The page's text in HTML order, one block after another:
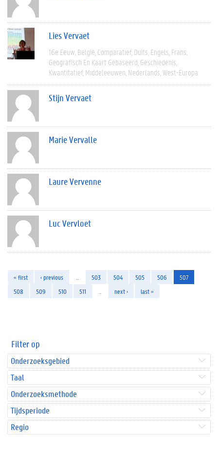
Lies Vervaet
16e Eeuw België Comparatief Duits Engels Frans
Geografisch En Kaart Gebaseerd Geschiedenis
Kwantitatief Middeleeuwen Nederlands West-Europa
Stijn Vervaet
Marie Vervalle
Laure Vervenne
Luc Vervloet
« first ‹ previous 503 504 505 506
507
508
509 510 511 next › last »
Filter op
Onderzoeksgebied
Taal
Onderzoeksmethode
Tijdsperiode
Regio